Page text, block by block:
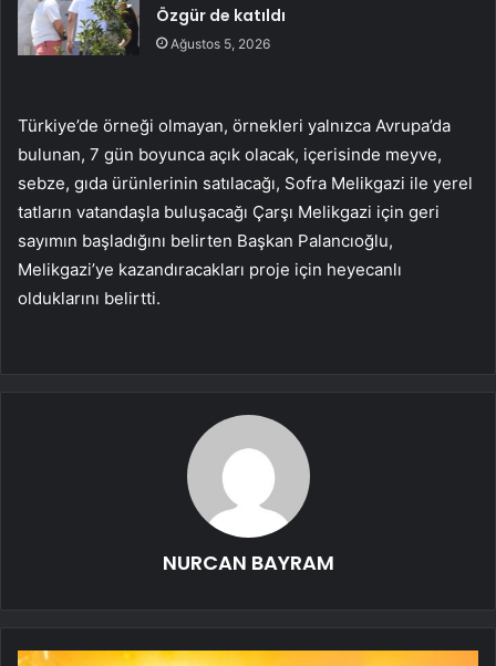
Özgür de katıldı
Ağustos 5, 2026
Türkiye’de örneği olmayan, örnekleri yalnızca Avrupa’da
bulunan, 7 gün boyunca açık olacak, içerisinde meyve,
sebze, gıda ürünlerinin satılacağı, Sofra Melikgazi ile yerel
tatların vatandaşla buluşacağı Çarşı Melikgazi için geri
sayımın başladığını belirten Başkan Palancıoğlu,
Melikgazi’ye kazandıracakları proje için heyecanlı
olduklarını belirtti.
NURCAN BAYRAM